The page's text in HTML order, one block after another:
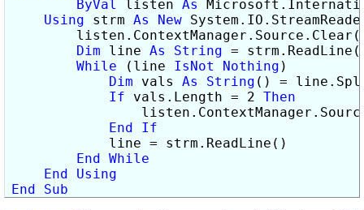
ByVal
listen As
Using strm As New
Dim line As String =
While (line IsNot Nothing )
Dim vals As String () =
If vals.Length = 2 Then
End
If
            line = strm.ReadLine()
End While
End
Using
End
Sub